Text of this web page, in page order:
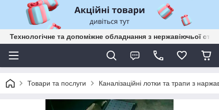
Технологічне та допоміжне обладнання з нержавіючьої
Товари та послуги Каналізаційні лотки та трапи з